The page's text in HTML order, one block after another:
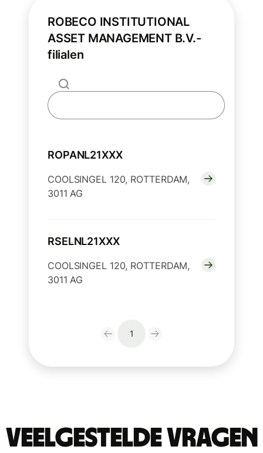
ROBECO INSTITUTIONAL
ASSET MANAGEMENT B.V.-
filialen
ROPANL21XXX
COOLSINGEL 120, ROTTERDAM,
3011 AG
RSELNL21XXX
COOLSINGEL 120, ROTTERDAM,
3011 AG
1
Veelgestelde vragen